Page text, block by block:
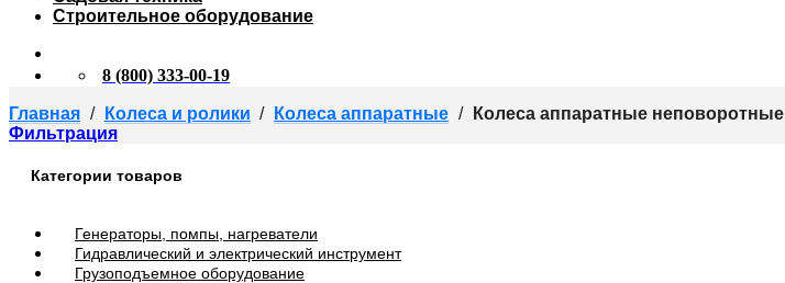
Строительное оборудование
8 (800) 333-00-19
Главная / Колеса и ролики / Колеса аппаратные /
Колеса аппаратные неповоротные
Фильтрация
Категории товаров
Генераторы, помпы, нагреватели
Гидравлический и электрический инструмент
Грузоподъемное оборудование